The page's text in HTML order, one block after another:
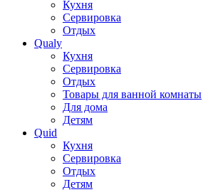
Кухня
Сервировка
Отдых
Qualy
Кухня
Сервировка
Отдых
Товары для ванной комнаты
Для дома
Детям
Quid
Кухня
Сервировка
Отдых
Детям